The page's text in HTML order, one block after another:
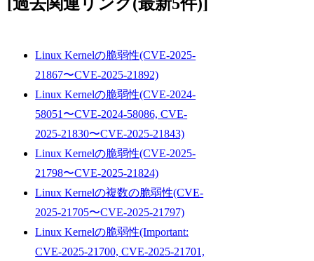
Linux Kernelの脆弱性(CVE-2025-
21867〜CVE-2025-21892)
Linux Kernelの脆弱性(CVE-2024-
58051〜CVE-2024-58086, CVE-
2025-21830〜CVE-2025-21843)
Linux Kernelの脆弱性(CVE-2025-
21798〜CVE-2025-21824)
Linux Kernelの複数の脆弱性(CVE-
2025-21705〜CVE-2025-21797)
Linux Kernelの脆弱性(Important:
CVE-2025-21700, CVE-2025-21701,